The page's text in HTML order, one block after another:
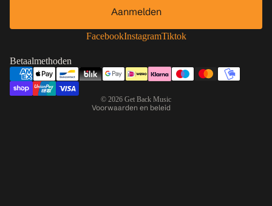
Aanmelden
FacebookInstagramTiktok
Betaalmethoden
© 2026 Get Back Music
Voorwaarden en beleid
Privacybeleid
Algemene voorwaarden
Verzendbeleid